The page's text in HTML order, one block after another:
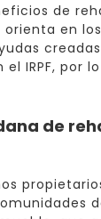
de
en
IRPF,
de